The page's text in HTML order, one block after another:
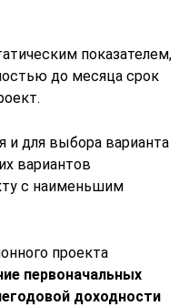
показателем,
до месяца срок
и для выбора варианта
вариантов
с наименьшим
проекта
первоначальных
доходности